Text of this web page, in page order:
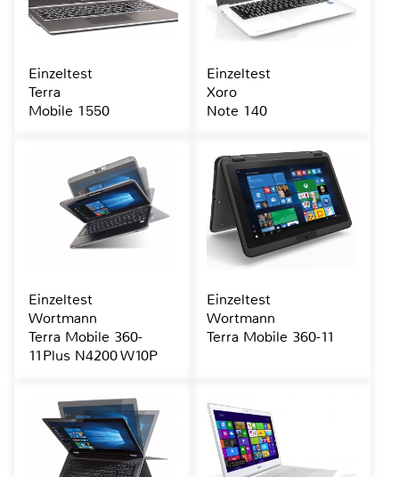
Einzeltest
Terra
Mobile 1550
Einzeltest
Xoro
Note 140
Einzeltest
Wortmann
Terra Mobile 360-
11Plus N4200 W10P
Einzeltest
Wortmann
Terra Mobile 360-11